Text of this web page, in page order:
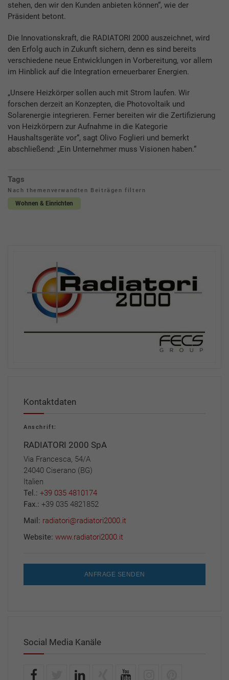
stehen, den wir den Kunden anbieten können“, wie der
Präsident betont.
Die Innovationskraft, die RADIATORI 2000 auszeichnet, wird
den Erfolg auch in Zukunft sichern, denn es sind bereits
verschiedene neue Entwicklungen in Vorbereitung, vor allem
im Hinblick auf die Integration erneuerbarer Energien.
„Unsere Heizkörper sollen auch mit Strom laufen. Wir
forschen derzeit an Konzepten, die Photovoltaik und
Solarenergie integrieren. Ferner bereiten wir die Zertifizierung
von Heizkörpern zur Aufnahme in die Kategorie
Haushaltsgeräte vor“, sagt Olivo Foglieri und bemerkt
abschließend: „Ein Unternehmer muss Visionen haben.“
Tags
Nach themenverwandten Beiträgen filtern
Wohnen & Einrichten
Kontaktdaten
Anschrift:
RADIATORI 2000 SpA
Via Francesca, 54/A
24040 Ciserano (BG)
Italien
Tel.: +39 035 4810174
Fax.: +39 035 4821852
Mail: radiatori@radiatori2000.it
Website: www.radiatori2000.it
ANFRAGE SENDEN
Social Media Kanäle